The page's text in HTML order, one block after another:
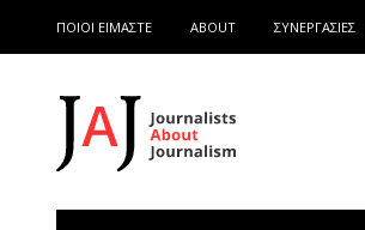
ΠΟΙΟΙ ΕΙΜΑΣΤΕ ABOUT ΣΥΝΕΡΓΑΣΙΕΣ